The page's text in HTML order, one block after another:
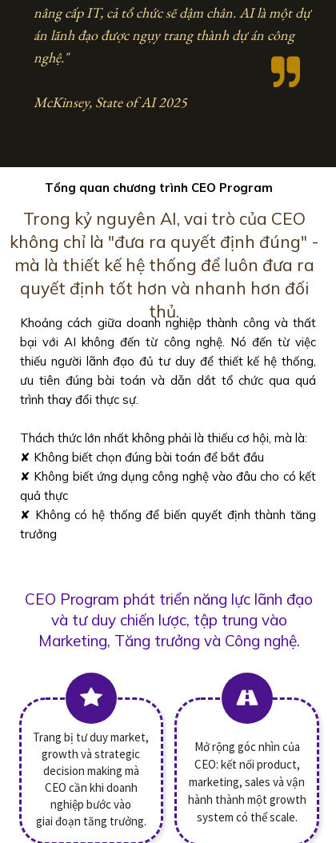
nâng cấp IT, cả tổ chức sẽ dậm chân. AI là một dự
án lãnh đạo được ngụy trang thành dự án công
nghệ."
McKinsey, State of AI 2025
Khoảng cách giữa doanh nghiệp thành công và thất
bại với AI không đến từ công nghệ. Nó đến từ việc
thiếu người lãnh đạo đủ tư duy để thiết kế hệ thống,
ưu tiên đúng bài toán và dẫn dắt tổ chức qua quá
trình thay đổi thực sự.
Thách thức lớn nhất không phải là thiếu cơ hội, mà là:
✘ Không biết chọn đúng bài toán để bắt đầu
✘ Không biết ứng dụng công nghệ vào đâu cho có kết
quả thực
✘ Không có hệ thống để biến quyết định thành tăng
trưởng
Trong kỷ nguyên AI, vai trò của CEO
không chỉ là "đưa ra quyết định đúng" -
mà là thiết kế hệ thống để luôn đưa ra
quyết định tốt hơn và nhanh hơn đối
thủ.
Tổng quan chương trình CEO Program
Trang bị tư duy market,
growth và strategic
decision making mà
CEO cần khi doanh
nghiệp bước vào
giai đoạn tăng trưởng.
Mở rộng góc nhìn của
CEO: kết nối product,
marketing, sales và vận
hành thành một growth
system có thể scale.
CEO Program phát triển năng lực lãnh đạo
và tư duy chiến lược, tập trung vào
Marketing, Tăng trưởng và Công nghệ.